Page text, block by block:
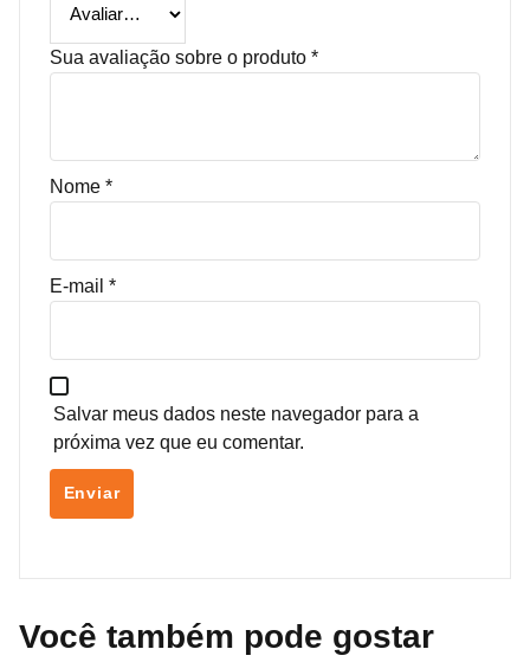
Sua avaliação sobre o produto *
Nome *
E-mail *
Salvar meus dados neste navegador para a
próxima vez que eu comentar.
Você também pode gostar